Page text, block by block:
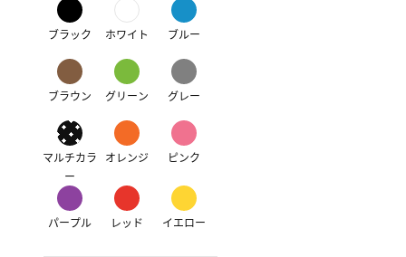
ブラック ホワイト ブルー
ブラウン グリーン グレー
マルチカラ
ー
オレンジ ピンク
パープル レッド イエロー